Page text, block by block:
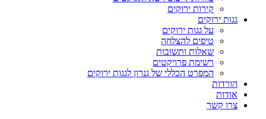
קירות ירוקים
גגות ירוקים
על גגות ירוקים
טיפים להצלחה
שאלות ותשובות
רשימת פרויקטים
המפרט הכללי של גנרון לגגות ירוקים
הורדות
אודות
צרו קשר